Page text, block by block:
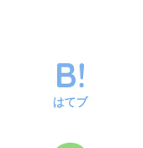
はてブ